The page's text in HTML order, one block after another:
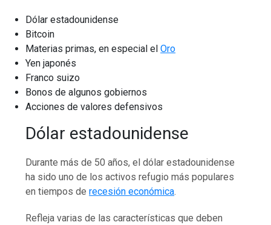
Dólar estadounidense
Bitcoin
Materias primas, en especial elOro
Yen japonés
Franco suizo
Bonos de algunos gobiernos
Acciones de valores defensivos
Dólar estadounidense
Durante más de 50 años, el dólar estadounidense
ha sido uno de los activos refugio más populares
en tiempos derecesión económica.
Refleja varias de las características que deben